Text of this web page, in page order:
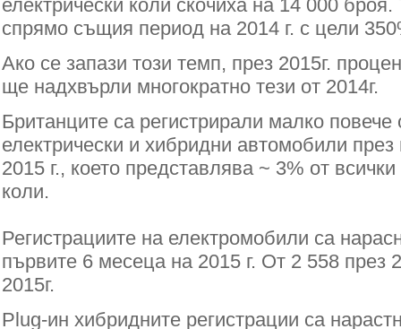
електрически коли скочиха на14 000 броя.
спрямо същия период на 2014 г. с цели
Ако се запази този темп, през 2015г.
ще надхвърли многократно тези от 2014г.
Британците са регистрирали малко повече
електрически и хибридни автомобили
2015 г., което представлява ~ 3% от
коли.
Регистрациите на електромобили са
първите 6 месеца на 2015 г. От 2 558 през
2015г.
Plug-ин хибридните регистрации са